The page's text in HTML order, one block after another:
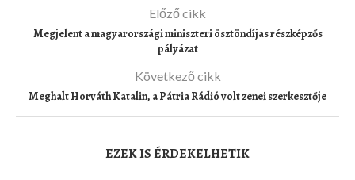
Előző cikk
Megjelent a magyarországi miniszteri ösztöndíjas részképzős
pályázat
Következő cikk
Meghalt Horváth Katalin, a Pátria Rádió volt zenei szerkesztője
EZEK IS ÉRDEKELHETIK